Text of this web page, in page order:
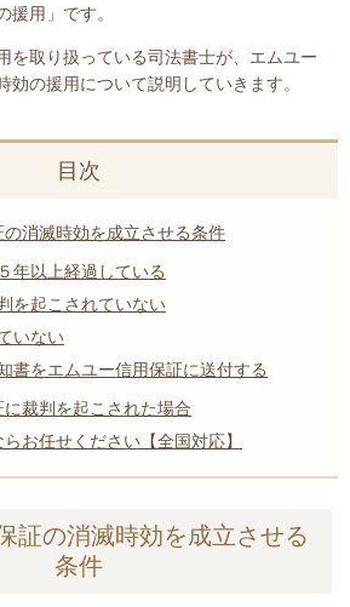
援用」です。
を取り扱っている司法書士が、エムユー
効の援用について説明していきます。
目次
消滅時効を成立させる条件
年以上経過している
を起こされていない
いない
書をエムユー信用保証に送付する
裁判を起こされた場合
お任せください【全国対応】
証の消滅時効を成立させる
条件